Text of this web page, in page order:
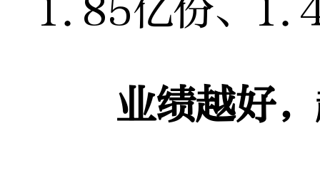
1.85亿份、
业绩越好